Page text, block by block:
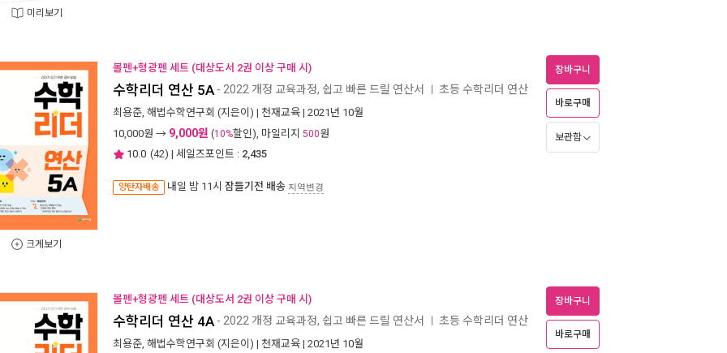
미리보기
크게보기
볼펜+형광펜 세트 (대상도서 2권 이상 구매 시)
수학리더 연산 5A - 2022 개정 교육과정, 쉽고 빠른 드릴 연산서 초등 수학리더 연산
최용준, 해법수학연구회 (지은이) | 천재교육 | 2021년 10월
10,000원 → 9,000원 (10%할인), 마일리지 500원
10.0 (42) | 세일즈포인트 : 2,435
양탄자배송 내일 밤 11시 잠들기전 배송 지역변경
장바구니
바로구매
보관함
볼펜+형광펜 세트 (대상도서 2권 이상 구매 시)
수학리더 연산 4A - 2022 개정 교육과정, 쉽고 빠른 드릴 연산서 초등 수학리더 연산
최용준, 해법수학연구회 (지은이) | 천재교육 | 2021년 10월
장바구니
바로구매